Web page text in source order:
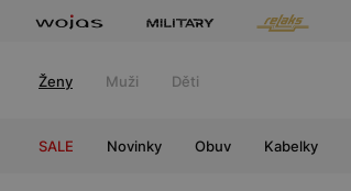
Ženy Muži Děti
SALE Novinky Obuv Kabelky